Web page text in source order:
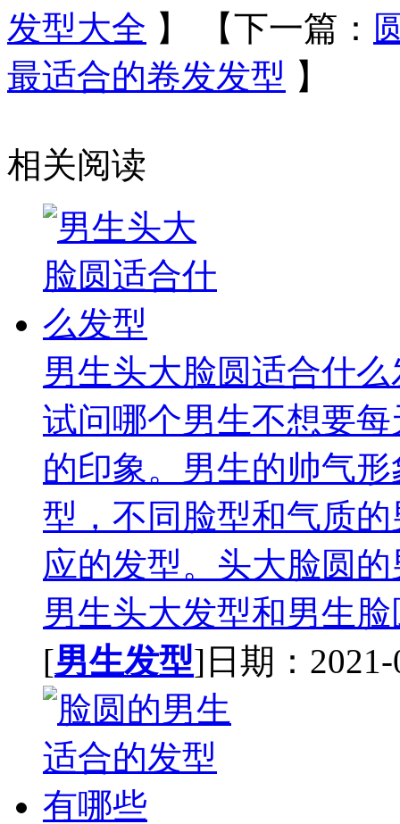
发型大全 】 【下一篇：
最适合的卷发发型 】
相关阅读
男生头大脸圆适合什
试问哪个男生不想要
的印象。男生的帅气
型，不同脸型和气质
应的发型。头大脸圆
男生头大发型和男生
[男生发型]日期：2021-